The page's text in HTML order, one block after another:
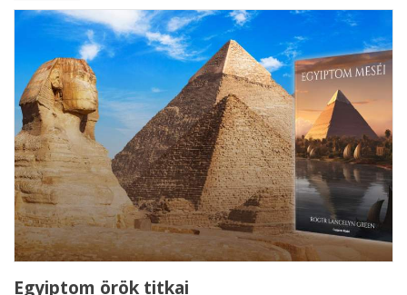
Egyiptom örök titkai